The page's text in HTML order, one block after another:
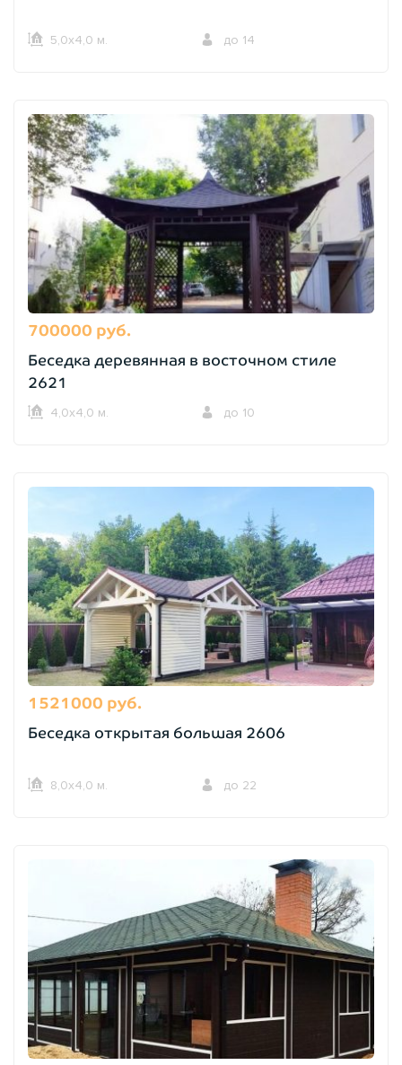
5,0х4,0 м. до 14
700000 руб.
Беседка деревянная в восточном стиле
2621
4,0х4,0 м. до 10
1521000 руб.
Беседка открытая большая 2606
8,0х4,0 м. до 22